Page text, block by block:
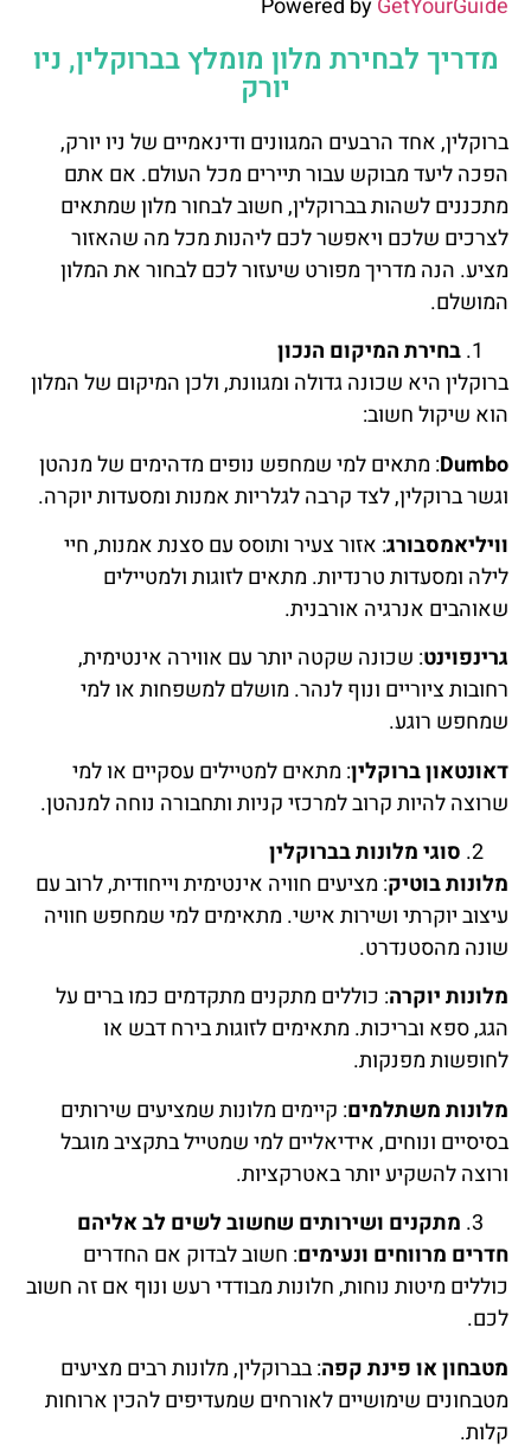
מדריך לבחירת מלון מומלץ בברוקלין, ניו
יורק
ברוקלין, אחד הרבעים המגוונים ודינאמיים של ניו יורק,
הפכה ליעד מבוקש עבור תיירים מכל העולם. אם אתם
מתכננים לשהות בברוקלין, חשוב לבחור מלון שמתאים
לצרכים שלכם ויאפשר לכם ליהנות מכל מה שהאזור
מציע. הנה מדריך מפורט שיעזור לכם לבחור את המלון
המושלם.
בחירת המיקום הנכון
ברוקלין היא שכונה גדולה ומגוונת, ולכן המיקום של המלון
הוא שיקול חשוב:
Dumbo: מתאים למי שמחפש נופים מדהימים של מנהטן
וגשר ברוקלין, לצד קרבה לגלריות אמנות ומסעדות יוקרה.
וויליאמסבורג: אזור צעיר ותוסס עם סצנת אמנות, חיי
לילה ומסעדות טרנדיות. מתאים לזוגות ולמטיילים
שאוהבים אנרגיה אורבנית.
גרינפוינט: שכונה שקטה יותר עם אווירה אינטימית,
רחובות ציוריים ונוף לנהר. מושלם למשפחות או למי
שמחפש רוגע.
דאונטאון ברוקלין: מתאים למטיילים עסקיים או למי
שרוצה להיות קרוב למרכזי קניות ותחבורה נוחה למנהטן.
סוגי מלונות בברוקלין
מלונות בוטיק: מציעים חוויה אינטימית וייחודית, לרוב עם
עיצוב יוקרתי ושירות אישי. מתאימים למי שמחפש חוויה
שונה מהסטנדרט.
מלונות יוקרה: כוללים מתקנים מתקדמים כמו ברים על
הגג, ספא ובריכות. מתאימים לזוגות בירח דבש או
לחופשות מפנקות.
מלונות משתלמים: קיימים מלונות שמציעים שירותים
בסיסיים ונוחים, אידיאליים למי שמטייל בתקציב מוגבל
ורוצה להשקיע יותר באטרקציות.
מתקנים ושירותים שחשוב לשים לב אליהם
חדרים מרווחים ונעימים: חשוב לבדוק אם החדרים
כוללים מיטות נוחות, חלונות מבודדי רעש ונוף אם זה חשוב
לכם.
מטבחון או פינת קפה: בברוקלין, מלונות רבים מציעים
מטבחונים שימושיים לאורחים שמעדיפים להכין ארוחות
קלות.